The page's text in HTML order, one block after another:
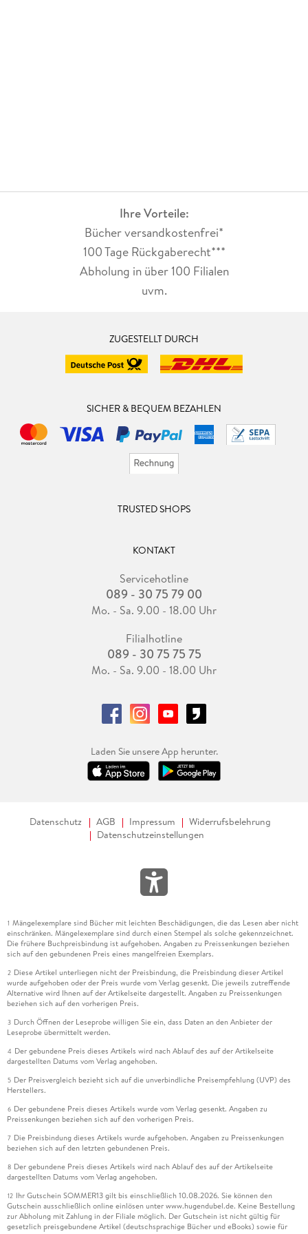
Ihre Vorteile:
Bücher versandkostenfrei*
100 Tage Rückgaberecht***
Abholung in über 100 Filialen
uvm.
ZUGESTELLT DURCH
SICHER & BEQUEM BEZAHLEN
TRUSTED SHOPS
KONTAKT
Servicehotline
089 - 30 75 79 00
Mo. - Sa. 9.00 - 18.00 Uhr
Filialhotline
089 - 30 75 75 75
Mo. - Sa. 9.00 - 18.00 Uhr
Laden Sie unsere App herunter.
Datenschutz AGB Impressum
Widerrufsbelehrung
Datenschutzeinstellungen
1 Mängelexemplare sind Bücher mit leichten Beschädigungen, die das Lesen aber nicht
einschränken. Mängelexemplare sind durch einen Stempel als solche gekennzeichnet.
Die frühere Buchpreisbindung ist aufgehoben. Angaben zu Preissenkungen beziehen
sich auf den gebundenen Preis eines mangelfreien Exemplars.
2 Diese Artikel unterliegen nicht der Preisbindung, die Preisbindung dieser Artikel
wurde aufgehoben oder der Preis wurde vom Verlag gesenkt. Die jeweils zutreffende
Alternative wird Ihnen auf der Artikelseite dargestellt. Angaben zu Preissenkungen
beziehen sich auf den vorherigen Preis.
3 Durch Öffnen der Leseprobe willigen Sie ein, dass Daten an den Anbieter der
Leseprobe übermittelt werden.
4 Der gebundene Preis dieses Artikels wird nach Ablauf des auf der Artikelseite
dargestellten Datums vom Verlag angehoben.
5 Der Preisvergleich bezieht sich auf die unverbindliche Preisempfehlung (UVP) des
Herstellers.
6 Der gebundene Preis dieses Artikels wurde vom Verlag gesenkt. Angaben zu
Preissenkungen beziehen sich auf den vorherigen Preis.
7 Die Preisbindung dieses Artikels wurde aufgehoben. Angaben zu Preissenkungen
beziehen sich auf den letzten gebundenen Preis.
8 Der gebundene Preis dieses Artikels wird nach Ablauf des auf der Artikelseite
dargestellten Datums vom Verlag angehoben.
12 Ihr Gutschein SOMMER13 gilt bis einschließlich 10.08.2026. Sie können den
Gutschein ausschließlich online einlösen unter www.hugendubel.de. Keine Bestellung
zur Abholung mit Zahlung in der Filiale möglich. Der Gutschein ist nicht gültig für
gesetzlich preisgebundene Artikel (deutschsprachige Bücher und eBooks) sowie für